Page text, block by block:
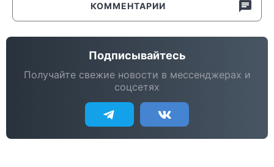
КОММЕНТАРИИ
Подписывайтесь
Получайте свежие новости в мессенджерах и
соцсетях